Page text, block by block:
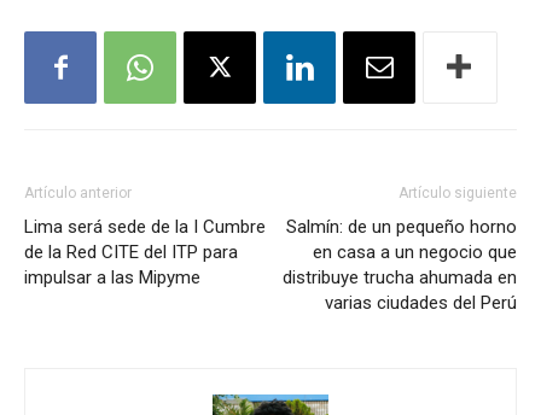
Artículo anterior
Lima será sede de la I Cumbre
de la Red CITE del ITP para
impulsar a las Mipyme
Artículo siguiente
Salmín: de un pequeño horno
en casa a un negocio que
distribuye trucha ahumada en
varias ciudades del Perú